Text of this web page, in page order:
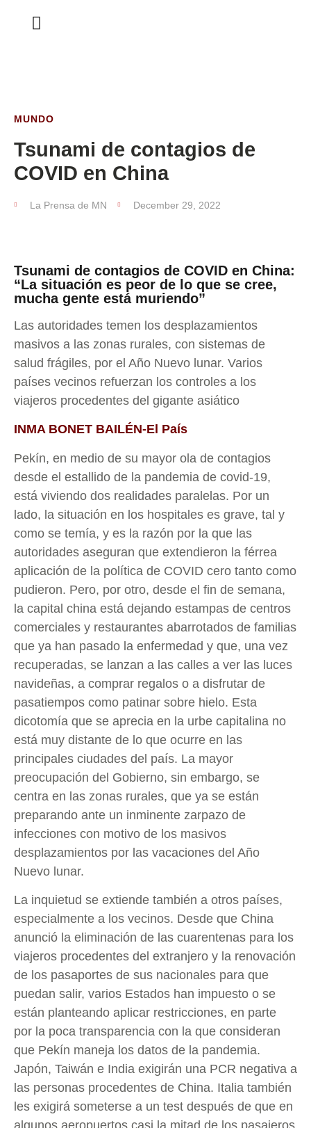
MUNDO
Tsunami de contagios de
COVID en China
La Prensa de MN December 29, 2022
Tsunami de contagios de COVID en China:
“La situación es peor de lo que se cree,
mucha gente está muriendo”
Las autoridades temen los desplazamientos
masivos a las zonas rurales, con sistemas de
salud frágiles, por el Año Nuevo lunar. Varios
países vecinos refuerzan los controles a los
viajeros procedentes del gigante asiático
INMA BONET BAILÉN-El País
Pekín, en medio de su mayor ola de contagios
desde el estallido de la pandemia de covid-19,
está viviendo dos realidades paralelas. Por un
lado, la situación en los hospitales es grave, tal y
como se temía, y es la razón por la que las
autoridades aseguran que extendieron la férrea
aplicación de la política de COVID cero tanto como
pudieron. Pero, por otro, desde el fin de semana,
la capital china está dejando estampas de centros
comerciales y restaurantes abarrotados de familias
que ya han pasado la enfermedad y que, una vez
recuperadas, se lanzan a las calles a ver las luces
navideñas, a comprar regalos o a disfrutar de
pasatiempos como patinar sobre hielo. Esta
dicotomía que se aprecia en la urbe capitalina no
está muy distante de lo que ocurre en las
principales ciudades del país. La mayor
preocupación del Gobierno, sin embargo, se
centra en las zonas rurales, que ya se están
preparando ante un inminente zarpazo de
infecciones con motivo de los masivos
desplazamientos por las vacaciones del Año
Nuevo lunar.
La inquietud se extiende también a otros países,
especialmente a los vecinos. Desde que China
anunció la eliminación de las cuarentenas para los
viajeros procedentes del extranjero y la renovación
de los pasaportes de sus nacionales para que
puedan salir, varios Estados han impuesto o se
están planteando aplicar restricciones, en parte
por la poca transparencia con la que consideran
que Pekín maneja los datos de la pandemia.
Japón, Taiwán e India exigirán una PCR negativa a
las personas procedentes de China. Italia también
les exigirá someterse a un test después de que en